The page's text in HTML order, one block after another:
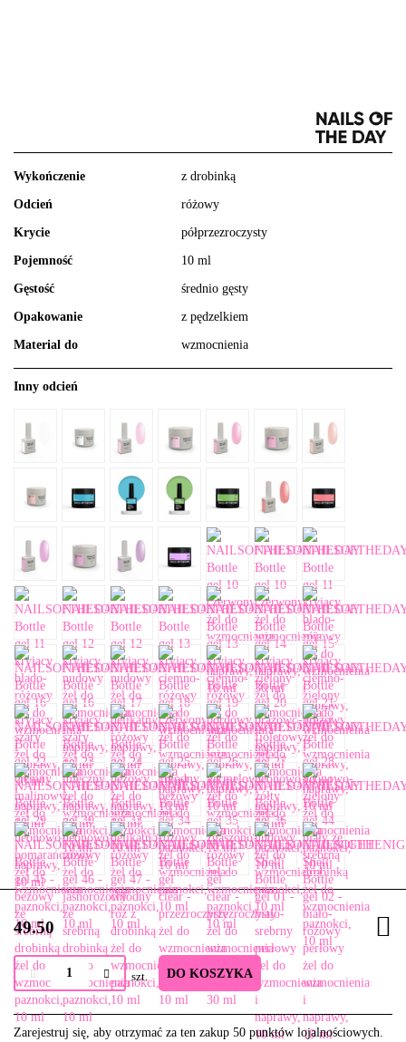
Wykończenie z drobinką
Odcień różowy
Krycie półprzezroczysty
Pojemność 10 ml
Gęstość średnio gęsty
Opakowanie z pędzelkiem
Material do wzmocnienia
Inny odcień
49.50
szt. DO KOSZYKA
Zarejestruj się, aby otrzymać za ten zakup 50 punktów lojalnościowych.